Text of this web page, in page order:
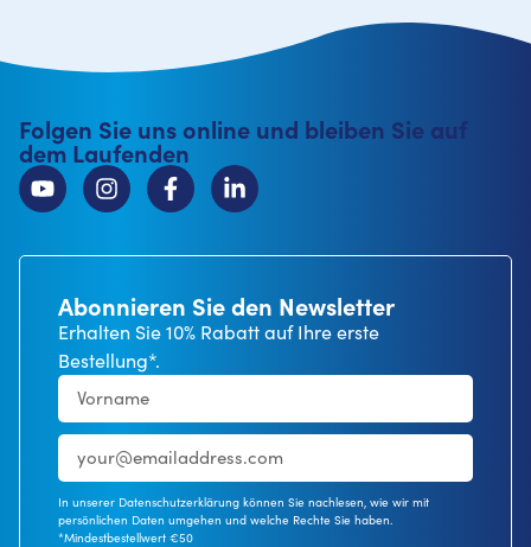
Folgen Sie uns online und bleiben Sie auf
dem Laufenden
Abonnieren Sie den Newsletter
Erhalten Sie 10% Rabatt auf Ihre erste
Bestellung*.
In unserer Datenschutzerklärung können Sie nachlesen, wie wir mit
persönlichen Daten umgehen und welche Rechte Sie haben.
*Mindestbestellwert €50